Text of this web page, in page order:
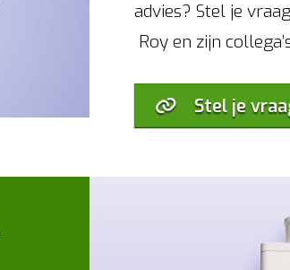
advies? Stel je
Roy en zijn
Stel je